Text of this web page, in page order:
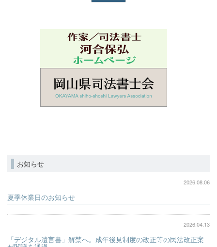
お知らせ
2026.08.06
夏季休業日のお知らせ
2026.04.13
「デジタル遺言書」解禁へ。成年後見制度の改正等の民法改正案